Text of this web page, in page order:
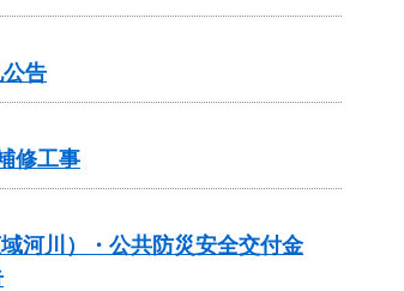
告
修工事
河川）・公共防災安全交付金